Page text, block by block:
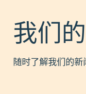
我们
随时了解我们的新